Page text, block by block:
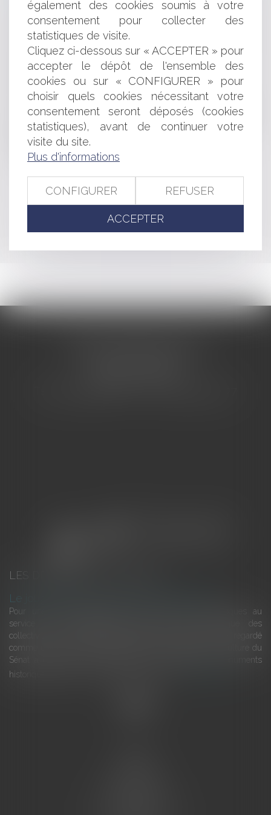
Diffusion d’une information tronquée sur le site Internet
d’un magazine
La pose de Velux sur un bâtiment existant est soumise
à une déclaration préalable
Bail commercial : risque d'éviction, résiliation de bail et
droit à réparation
Validation de la réforme des tarifs réglementés des
professions juridiques
Loi CARREZ : L’erreur de mesurage grave et manifeste
peut entraîner la responsabilité solidaire du
diagnostiqueur, de l’agence immobilière et du notaire
Le travail social
Ramadan 2017 : quels sont mes droits au travail?
< ... 259 260 261 262 263 264 265 ...
>>
LES DERNIÈRES ACTUALITÉS
Le joug léger des monuments historiques
Pour une gestion patrimoniale des monuments historiques au
service du développement économique et touristique des
collectivités Le monument historique a longtemps été regardé
comme une charge. Le rapport que la commission de la culture du
Sénat a consacré, en juillet 2026, à la gestion des monuments
historiques invite à y voir aussi une ressour...
également des cookies soumis à votre
consentement pour collecter des
statistiques de visite.
Cliquez ci-dessous sur « ACCEPTER » pour
accepter le dépôt de l'ensemble des
cookies ou sur « CONFIGURER » pour
choisir quels cookies nécessitant votre
consentement seront déposés (cookies
statistiques), avant de continuer votre
visite du site.
Plus d'informations
CONFIGURER REFUSER
ACCEPTER